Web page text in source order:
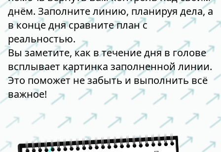
днём. Заполните линию, планируя дела, а
в конце дня сравните план с
реальностью.
Вы заметите, как в течение дня в голове
всплывает картинка заполненной линии.
Это поможет не забыть и выполнить всё
важное!